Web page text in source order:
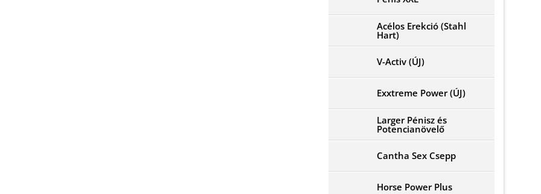
Acélos Erekció (Stahl
Hart)
V-Activ (ÚJ)
Exxtreme Power (ÚJ)
Larger Pénisz és
Potencianövelő
Cantha Sex Csepp
Horse Power Plus